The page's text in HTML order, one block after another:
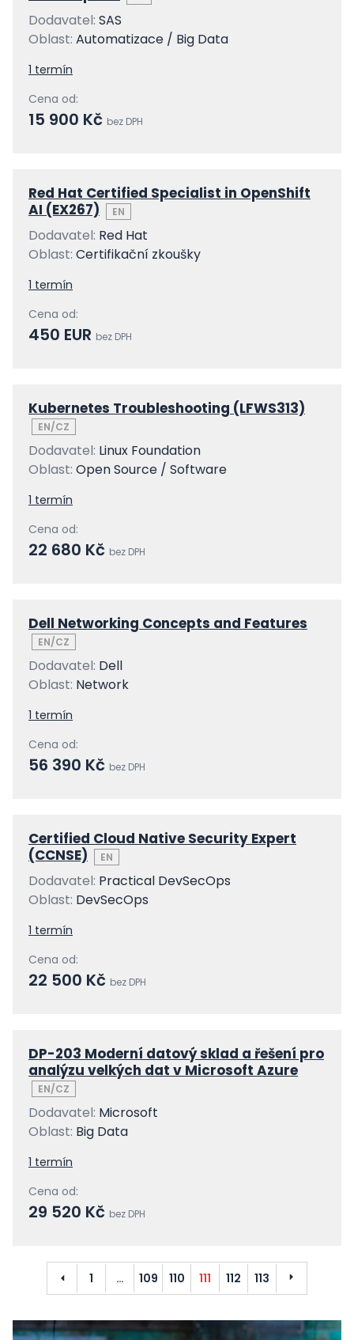
Dodavatel: SAS
Oblast: Automatizace / Big Data
1 termín
Cena od:
15 900 Kč bez DPH
Red Hat Certified Specialist in OpenShift
AI (EX267)
EN
Dodavatel: Red Hat
Oblast: Certifikační zkoušky
1 termín
Cena od:
450 EUR bez DPH
Kubernetes Troubleshooting (LFWS313)
EN/CZ
Dodavatel: Linux Foundation
Oblast: Open Source / Software
1 termín
Cena od:
22 680 Kč bez DPH
Dell Networking Concepts and Features
EN/CZ
Dodavatel: Dell
Oblast: Network
1 termín
Cena od:
56 390 Kč bez DPH
Certified Cloud Native Security Expert
(CCNSE)
EN
Dodavatel: Practical DevSecOps
Oblast: DevSecOps
1 termín
Cena od:
22 500 Kč bez DPH
DP-203 Moderní datový sklad a řešení pro
analýzu velkých dat v Microsoft Azure
EN/CZ
Dodavatel: Microsoft
Oblast: Big Data
1 termín
Cena od:
29 520 Kč bez DPH
Předchozí
1 … 109 110 111 112 113 Další